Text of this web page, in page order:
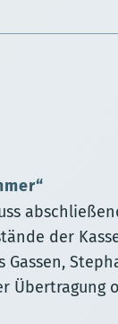
der
Gassen,
Übertragung